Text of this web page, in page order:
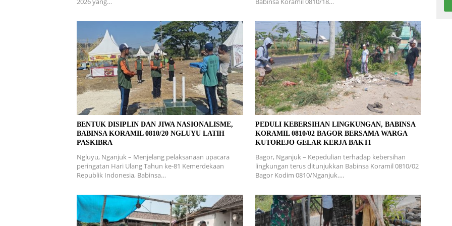
BENTUK DISIPLIN DAN JIWA NASIONALISME,
BABINSA KORAMIL 0810/20 NGLUYU LATIH
PASKIBRA
Ngluyu, Nganjuk – Menjelang pelaksanaan upacara
peringatan Hari Ulang Tahun ke-81 Kemerdekaan
Republik Indonesia, Babinsa…
PEDULI KEBERSIHAN LINGKUNGAN, BABINSA
KORAMIL 0810/02 BAGOR BERSAMA WARGA
KUTOREJO GELAR KERJA BAKTI
Bagor, Nganjuk – Kepedulian terhadap kebersihan
lingkungan terus ditunjukkan Babinsa Koramil 0810/02
Bagor Kodim 0810/Nganjuk….